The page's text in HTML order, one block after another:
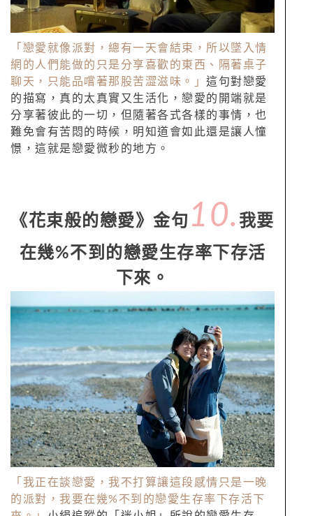
「戀愛就像派對，總有一天會結束，所以墜入情
網的人們能做的只是分享喜歡的東西、隔著桌子
聊天，只能品嚐著那股苦澀滋味。」 這句對戀愛
的描寫，真的太真實又生活化，戀愛的開端就是
分享著彼此的一切，但隨著各式各樣的事情，也
難免會有苦悶的時候，明知道會如此還是讓人憧
憬，這就是戀愛微秒的地方。
《花束般的戀愛》金句 10. 我要
在幾%不到的戀愛生存率下存活
下來。
「我正在談戀愛，我不打算讓這段感情只是一晚
的派對，我要在幾%不到的戀愛生存率下存活下